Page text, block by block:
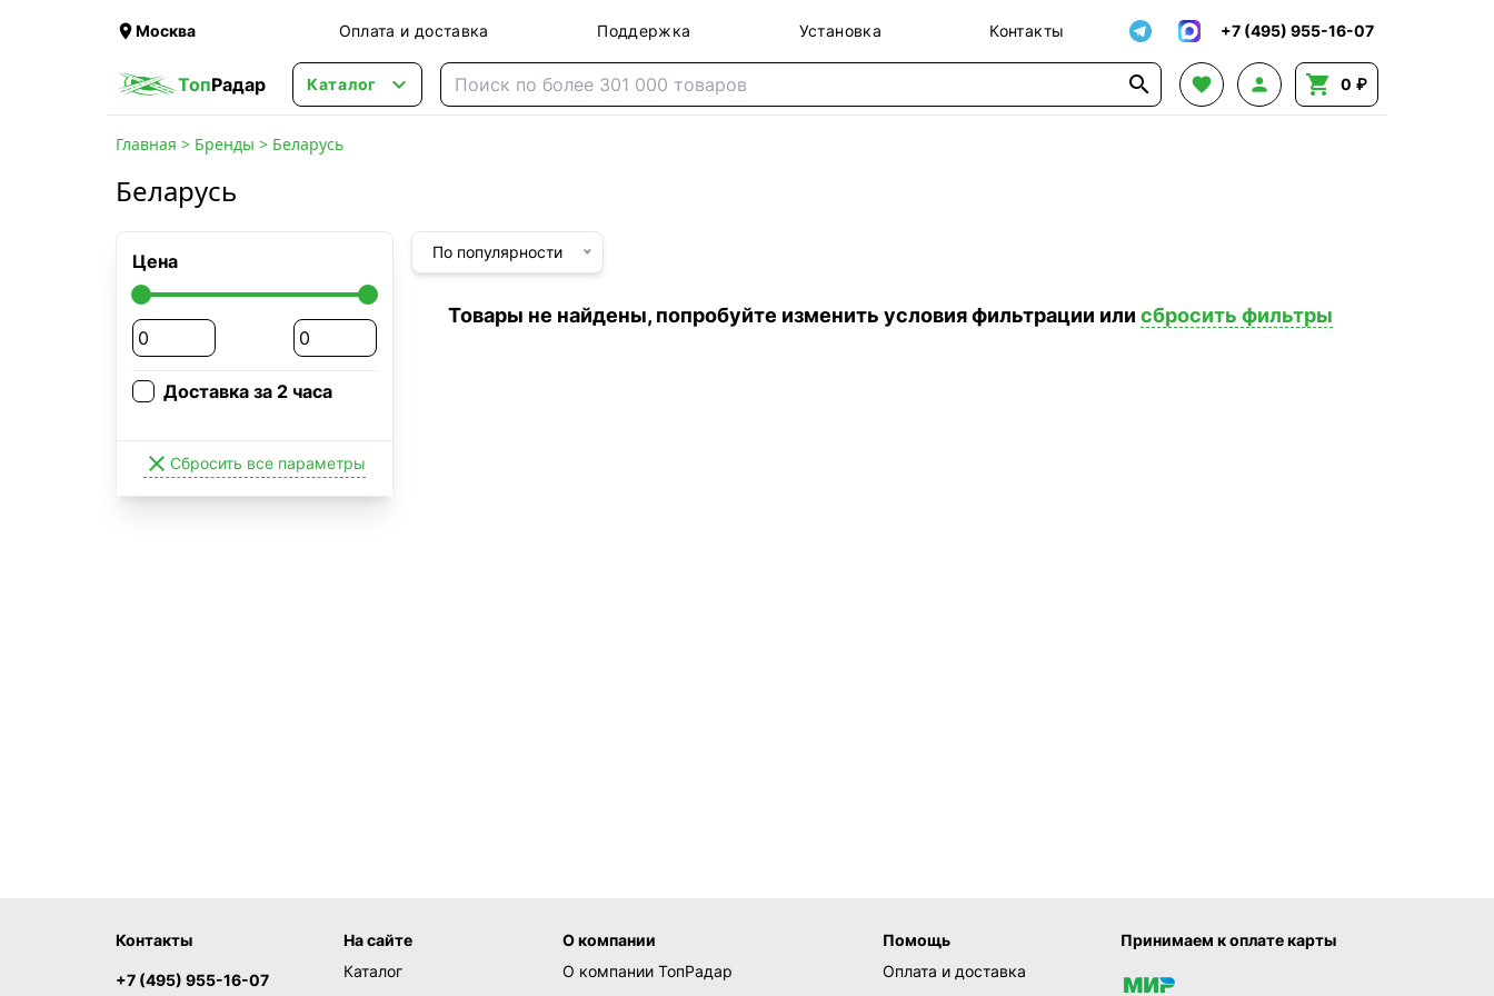
Москва Оплата и доставка Поддержка Установка Контакты +7 (495) 955-16-07
ТопРадар Каталог      0 ₽
Главная > Бренды > Беларусь
Беларусь
Цена
Доставка за 2 часа
 Сбросить все параметры
По популярности
Товары не найдены, попробуйте изменить условия фильтрации или сбросить фильтры
Контакты
+7 (495) 955-16-07
На сайте
Каталог
О компании
О компании ТопРадар
Помощь
Оплата и доставка
Принимаем к оплате карты